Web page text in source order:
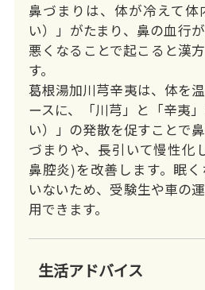
鼻づまりは、体が冷えて
い）」がたまり、鼻の血行
悪くなることで起こると漢
す。
葛根湯加川芎辛夷は、体を
ースに、「川芎」と「辛夷
い）」の発散を促すことで
づまりや、長引いて慢性化
鼻腔炎)を改善します。眠
いないため、受験生や車の
用できます。
生活アドバイス